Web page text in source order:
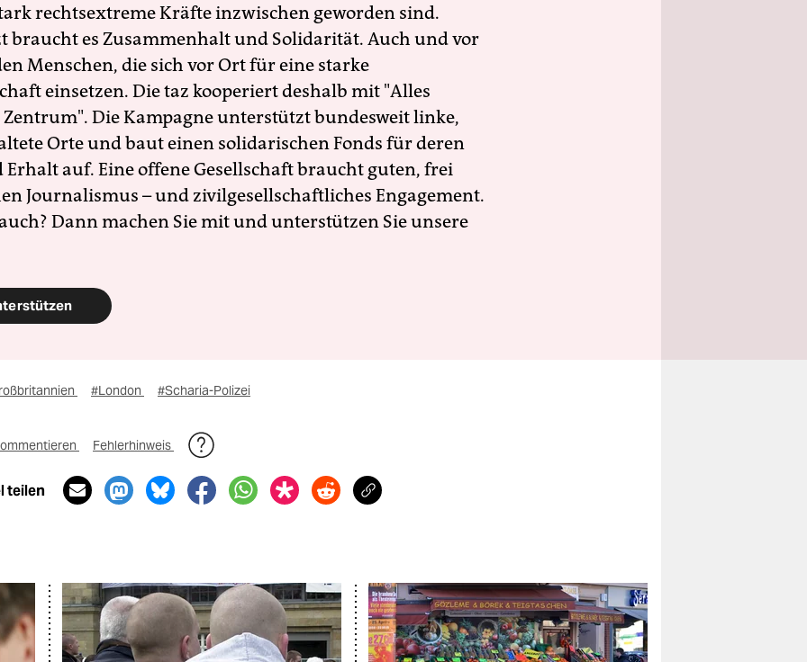
rechtsextreme Kräfte inzwischen geworden sind.
braucht es Zusammenhalt und Solidarität. Auch und vor
Menschen, die sich vor Ort für eine starke
einsetzen. Die taz kooperiert deshalb mit "Alles
Die Kampagne unterstützt bundesweit linke,
Orte und baut einen solidarischen Fonds für deren
Erhalt auf. Eine offene Gesellschaft braucht guten, frei
Journalismus – und zivilgesellschaftliches Engagement.
Dann machen Sie mit und unterstützen Sie unsere
#London #Scharia-Polizei
Fehlerhinweis
teilen